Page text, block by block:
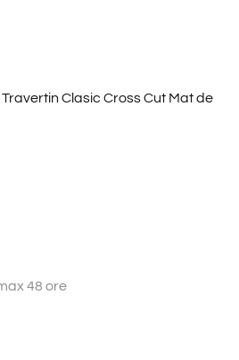
Clasic Cross Cut Mat de
48 ore